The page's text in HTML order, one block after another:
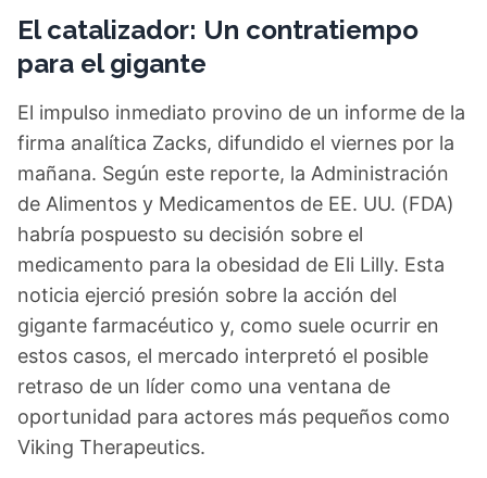
El catalizador: Un contratiempo
para el gigante
El impulso inmediato provino de un informe de la
firma analítica Zacks, difundido el viernes por la
mañana. Según este reporte, la Administración
de Alimentos y Medicamentos de EE. UU. (FDA)
habría pospuesto su decisión sobre el
medicamento para la obesidad de Eli Lilly. Esta
noticia ejerció presión sobre la acción del
gigante farmacéutico y, como suele ocurrir en
estos casos, el mercado interpretó el posible
retraso de un líder como una ventana de
oportunidad para actores más pequeños como
Viking Therapeutics.